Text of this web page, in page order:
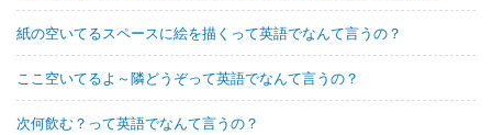
紙の空いてるスペースに絵を描くって英語でなんて言うの？
ここ空いてるよ～隣どうぞって英語でなんて言うの？
次何飲む？って英語でなんて言うの？